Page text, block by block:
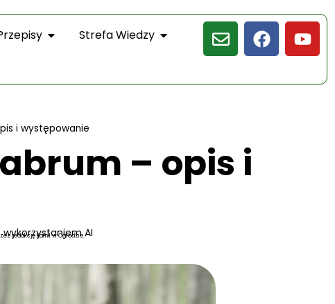
Strefa Wiedzy
i występowanie
– opis i
AI
redakcję Kamil w Ogrodzie.